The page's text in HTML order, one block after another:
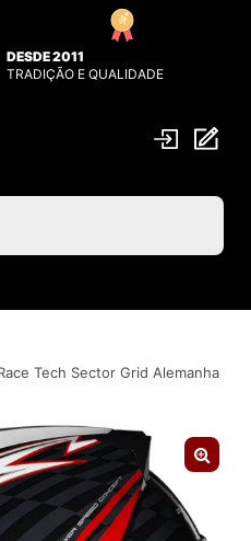
DESDE 2011
TRADIÇÃO E QUALIDADE
Tech Sector Grid Alemanha